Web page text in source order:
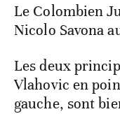
Le Colombien
Nicolo Savona
Les deux
Vlahovic en
gauche, sont